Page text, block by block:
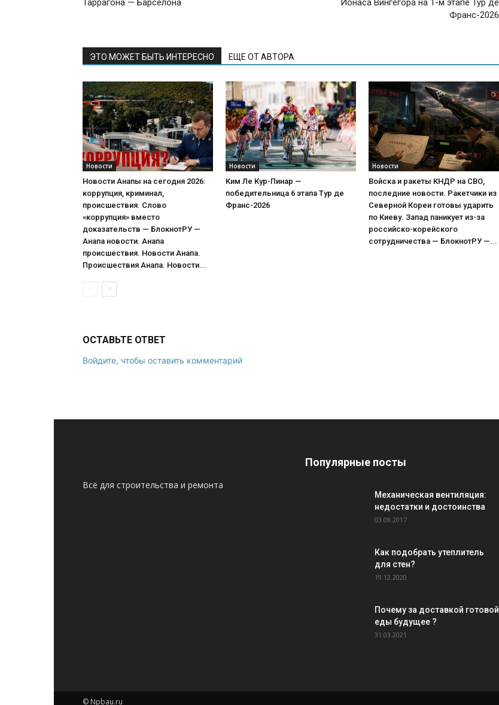
Таррагона — Барселона
Йонаса Вингегора на 1-м этапе Тур де
Франс-2026
ЭТО МОЖЕТ БЫТЬ ИНТЕРЕСНО ЕЩЕ ОТ АВТОРА
Новости
Новости Анапы на сегодня 2026:
коррупция, криминал,
происшествия. Слово
«коррупция» вместо
доказательств — БлокнотРУ —
Анапа новости. Анапа
происшествия. Новости Анапа.
Происшествия Анапа. Новости...
Новости
Ким Ле Кур-Пинар —
победительница 6 этапа Тур де
Франс-2026
Новости
Войска и ракеты КНДР на СВО,
последние новости. Ракетчики из
Северной Кореи готовы ударить
по Киеву. Запад паникует из-за
российско-корейского
сотрудничества — БлокнотРУ —...
ОСТАВЬТЕ ОТВЕТ
Войдите, чтобы оставить комментарий
Всё для строительства и ремонта
Популярные посты
Механическая вентиляция:
недостатки и достоинства
03.09.2017
Как подобрать утеплитель
для стен?
19.12.2020
Почему за доставкой готовой
еды будущее ?
31.03.2021
© Npbau.ru